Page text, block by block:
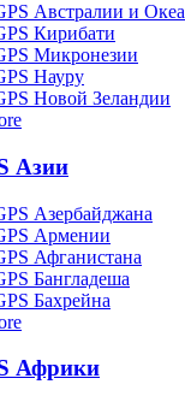
Австралии и
Кирибати
Микронезии
Науру
Новой Зеландии
Азии
Азербайджана
Армении
Афганистана
Бангладеша
Бахрейна
Африки